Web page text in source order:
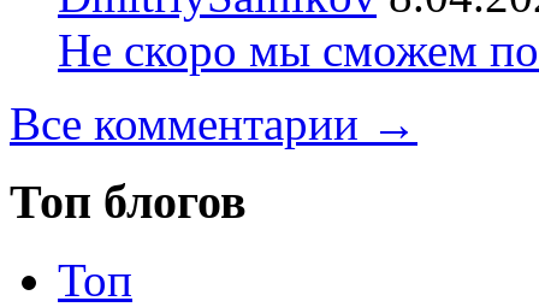
Не скоро мы сможем
Все комментарии →
Топ блогов
Топ